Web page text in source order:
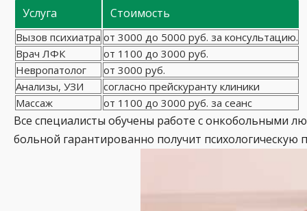
Услуга Стоимость
Вызов психиатра от 3000 до 5000 руб. за консультацию.
Врач ЛФК
от 1100 до 3000 руб.
Невропатолог
от 3000 руб.
Анализы, УЗИ
согласно прейскуранту клиники
Массаж
от 1100 до 3000 руб. за сеанс
Все специалисты обучены работе с онкобольными
больной гарантированно получит